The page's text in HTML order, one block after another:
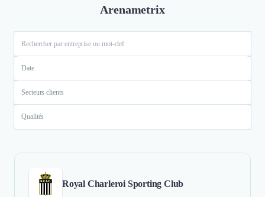
Arenametrix
Date
Secteurs clients
Qualités
Royal Charleroi Sporting Club